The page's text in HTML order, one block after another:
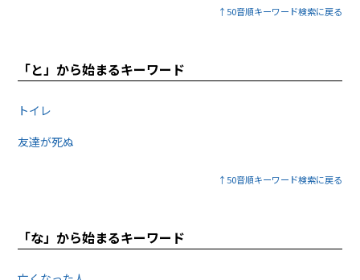
↑50音順キーワード検索に戻る
「と」から始まるキーワード
トイレ
友達が死ぬ
↑50音順キーワード検索に戻る
「な」から始まるキーワード